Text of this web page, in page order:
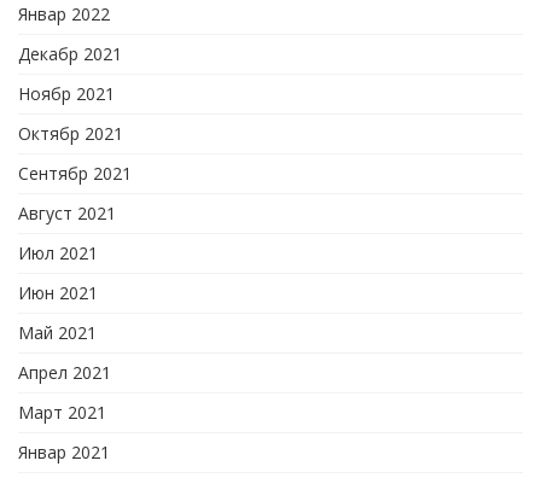
Январ 2022
Декабр 2021
Ноябр 2021
Октябр 2021
Сентябр 2021
Август 2021
Июл 2021
Июн 2021
Май 2021
Апрел 2021
Март 2021
Январ 2021